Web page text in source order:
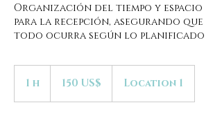
Organización del tiempo y espacio
para la recepción, asegurando que
todo ocurra según lo planificado
1 h
estadounidenses
150 US$ Location 1